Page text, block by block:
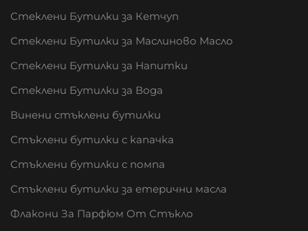
Стеклени Бутилки за Кетчуп
Стеклени Бутилки за Маслиново Масло
Стеклени Бутилки за Напитки
Стеклени Бутилки за Вода
Винени стъклени бутилки
Стъклени бутилки с капачка
Стъклени бутилки с помпа
Стъклени бутилки за етерични масла
Флакони За Парфюм От Стъкло